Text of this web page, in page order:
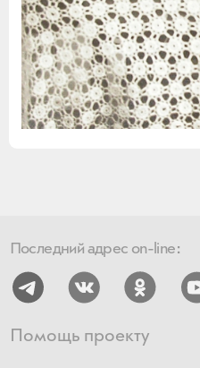
Последний адрес on-line:
Помощь проекту